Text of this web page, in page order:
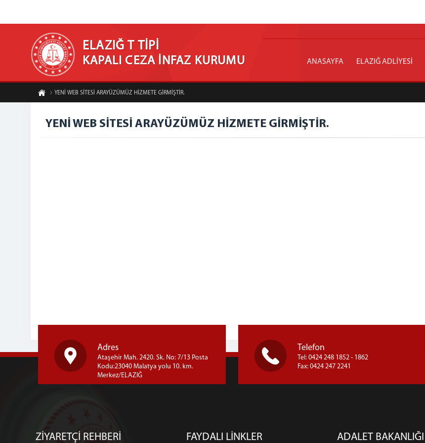
ELAZIĞ T TİPİ
KAPALI CEZA İNFAZ KURUMU ANASAYFA ELAZIĞ ADLİYESİ
YENİ WEB SİTESİ ARAYÜZÜMÜZ HİZMETE GİRMİŞTİR.
YENİ WEB SİTESİ ARAYÜZÜMÜZ HİZMETE GİRMİŞTİR.
Adres
Ataşehir Mah. 2420. Sk. No: 7/13 Posta
Kodu:23040 Malatya yolu 10. km.
Merkez/ELAZIĞ
Telefon
Tel: 0424 248 1852 - 1862
Fax: 0424 247 2241
ZİYARETÇİ REHBERİ FAYDALI LİNKLER ADALET BAKANLIĞI